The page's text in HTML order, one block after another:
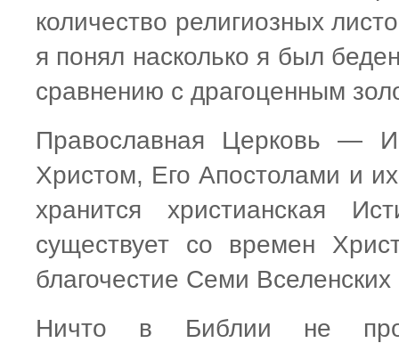
количество религиозных
я понял насколько я был
сравнению с драгоценным
Православная Церковь —
Христом, Его Апостолами и
хранится христианская
существует со времен
благочестие Семи
Ничто в Библии не